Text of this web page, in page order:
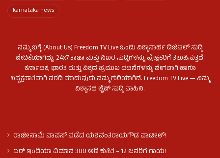
karnataka news
ನಮ್ಮ ಬಗ್ಗೆ (About Us) Freedom TV Live ಒಂದು ವಿಶ್ವಾಸಾರ್ಹ ಡಿಜಿಟಲ್ ಸುದ್ದಿ
ವೇದಿಕೆಯಾಗಿದ್ದು, 24x7 ತಾಜಾ ಮತ್ತು ನಿಖರ ಸುದ್ದಿಗಳನ್ನು ಪ್ರೇಕ್ಷಕರಿಗೆ ತಲುಪಿಸುತ್ತದೆ.
ಕರ್ನಾಟಕ, ಭಾರತ ಮತ್ತು ವಿಶ್ವದ ಪ್ರಮುಖ ಘಟನೆಗಳನ್ನು ವೇಗವಾಗಿ ಹಾಗೂ
ನಿಷ್ಪಕ್ಷಪಾತವಾಗಿ ವರದಿ ಮಾಡುವುದು ನಮ್ಮ ಗುರಿಯಾಗಿದೆ. Freedom TV Live — ನಿಮ್ಮ
ವಿಶ್ವಾಸದ ಲೈವ್ ಸುದ್ದಿ ವಾಹಿನಿ.
ರಾಜೀನಾಮೆ ವಾಪಸ್ ಪಡೆದ ಯಶವಂತರಾಯಗೌಡ ಪಾಟೀಲ್‌!
ಏರ್ ಇಂಡಿಯಾ ವಿಮಾನ 300 ಅಡಿ ಕುಸಿತ – 12 ಜನರಿಗೆ ಗಾಯ!